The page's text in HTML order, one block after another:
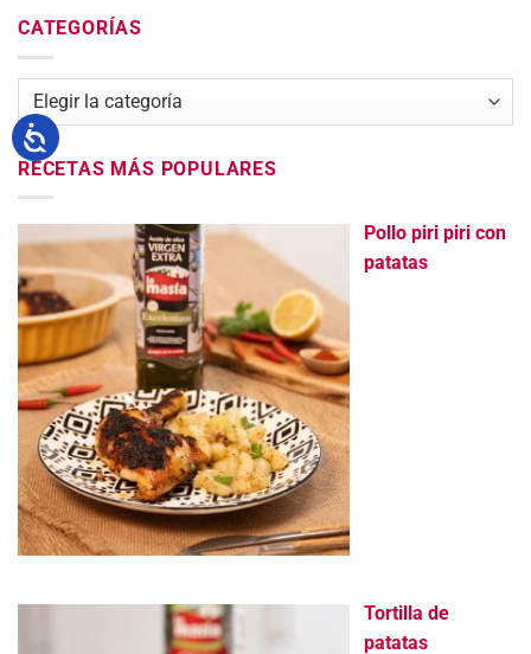
CATEGORÍAS
Categorías
RECETAS MÁS POPULARES
Pollo piri piri con
patatas
Tortilla de
patatas